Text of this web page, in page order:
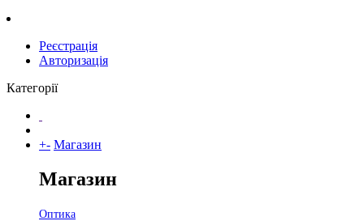
Реєстрація
Авторизація
Категорії
+- Магазин
Магазин
Оптика